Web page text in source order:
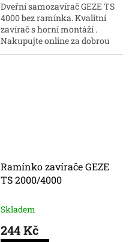
Dveřní samozavírač GEZE TS
4000 bez ramínka. Kvalitní
zavírač s horní montáží .
Nakupujte online za dobrou
cenu.
Ramínko zavírače GEZE
TS 2000/4000
Skladem
244 Kč